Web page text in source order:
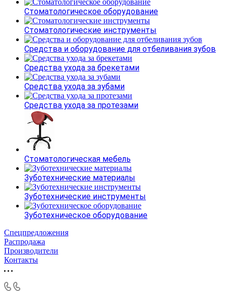
Стоматологическое оборудование
Стоматологические инструменты
Средства и оборудование для отбеливания зубов
Средства ухода за брекетами
Средства ухода за зубами
Средства ухода за протезами
Стоматологическая мебель
Зуботехнические материалы
Зуботехнические инструменты
Зуботехническое оборудование
Спецпредложения
Распродажа
Производители
Контакты